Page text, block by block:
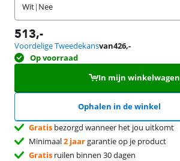
Wit| Nee
513,-
Voordelige Tweedekansvan426,-
Op voorraad
In mijn winkelwagen
Ophalen in de winkel
Gratis bezorgd wanneer het jou uitkomt
Minimaal2 jaargarantie op je product
Gratis ruilen binnen 30 dagen